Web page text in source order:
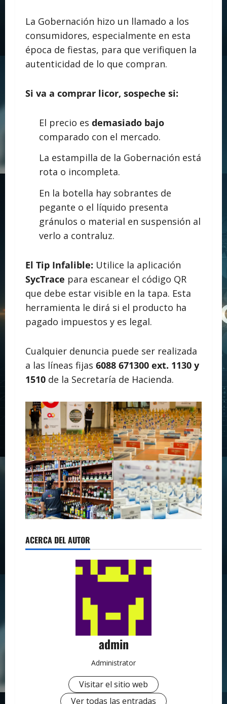
La Gobernación hizo un llamado a los
consumidores, especialmente en esta
época de fiestas, para que verifiquen la
autenticidad de lo que compran.
Si va a comprar licor, sospeche si:
El precio es demasiado bajo
comparado con el mercado.
La estampilla de la Gobernación está
rota o incompleta.
En la botella hay sobrantes de
pegante o el líquido presenta
gránulos o material en suspensión al
verlo a contraluz.
El Tip Infalible: Utilice la aplicación
SycTrace para escanear el código QR
que debe estar visible en la tapa. Esta
herramienta le dirá si el producto ha
pagado impuestos y es legal.
Cualquier denuncia puede ser realizada
a las líneas fijas 6088 671300 ext. 1130 y
1510 de la Secretaría de Hacienda.
ACERCA DEL AUTOR
admin
Administrator
Visitar el sitio web
Ver todas las entradas